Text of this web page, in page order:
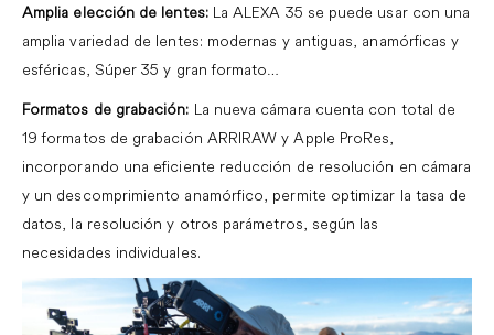
Amplia elección de lentes:La ALEXA 35 se puede usar con una
amplia variedad de lentes: modernas y antiguas, anamórficas y
esféricas, Súper 35 y gran formato…
Formatos de grabación: La nueva cámara cuenta con total de
19 formatos de grabación ARRIRAW y Apple ProRes,
incorporando una eficiente reducción de resolución en cámara
y un descomprimiento anamórfico, permite optimizar la tasa de
datos, la resolución y otros parámetros, según las
necesidades individuales.